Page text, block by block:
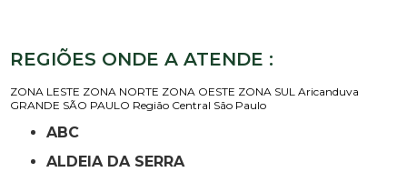
REGIÕES ONDE A ATENDE :
ZONA LESTE ZONA NORTE ZONA OESTE ZONA SUL Aricanduva
GRANDE SÃO PAULO Região Central São Paulo
ABC
ALDEIA DA SERRA